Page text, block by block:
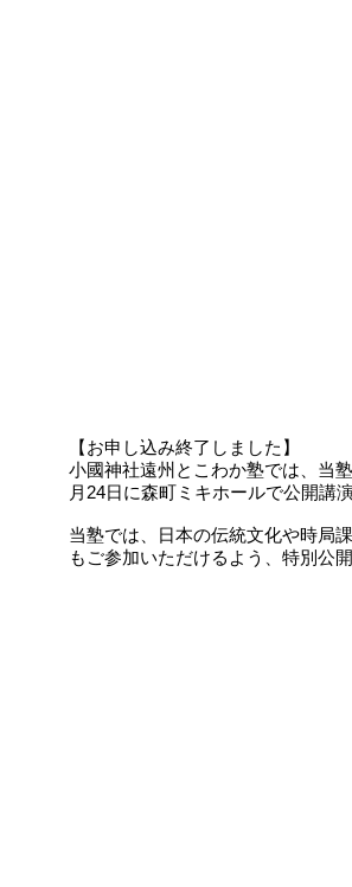
【お申し込み終了しました】
小國神社遠州とこわか塾では、当
月24日に森町ミキホールで公開講
当塾では、日本の伝統文化や時局
もご参加いただけるよう、特別公